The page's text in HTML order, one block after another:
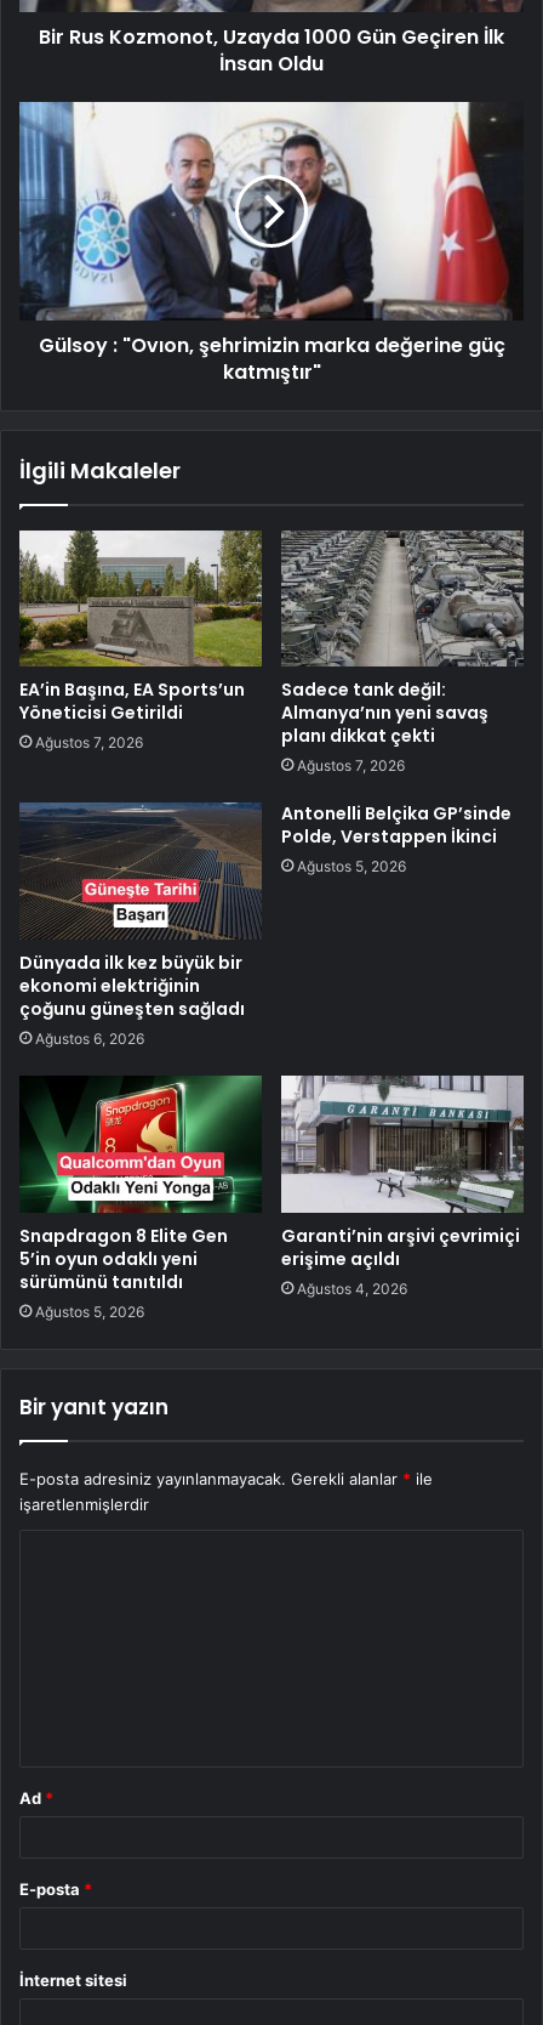
Bir Rus Kozmonot, Uzayda 1000 Gün Geçiren İlk
İnsan Oldu
Gülsoy : "Ovıon, şehrimizin marka değerine güç
katmıştır"
İlgili Makaleler
EA’in Başına, EA Sports’un
Yöneticisi Getirildi
Ağustos 7, 2026
Sadece tank değil:
Almanya’nın yeni savaş
planı dikkat çekti
Ağustos 7, 2026
Dünyada ilk kez büyük bir
ekonomi elektriğinin
çoğunu güneşten sağladı
Ağustos 6, 2026
Antonelli Belçika GP’sinde
Polde, Verstappen İkinci
Ağustos 5, 2026
Snapdragon 8 Elite Gen
5’in oyun odaklı yeni
sürümünü tanıtıldı
Ağustos 5, 2026
Garanti’nin arşivi çevrimiçi
erişime açıldı
Ağustos 4, 2026
Bir yanıt yazın
E-posta adresiniz yayınlanmayacak. Gerekli alanlar * ile
işaretlenmişlerdir
Ad *
E-posta *
İnternet sitesi